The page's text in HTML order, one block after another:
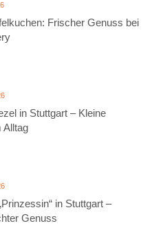
Frischer Genuss bei
in Stuttgart – Kleine
Alltag
in Stuttgart –
Genuss